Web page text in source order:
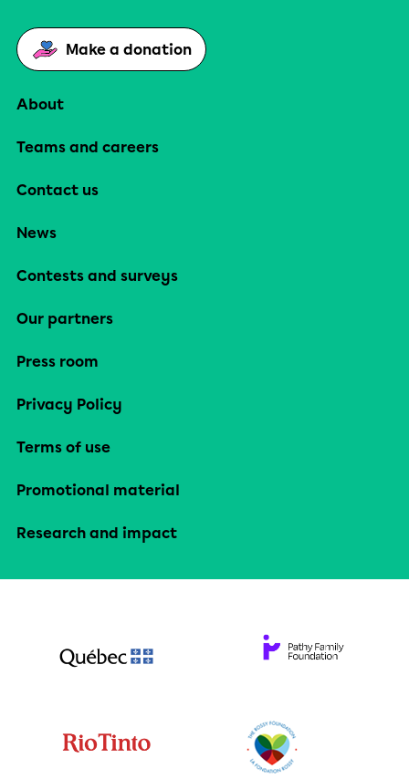
Make a donation
About
Teams and careers
Contact us
News
Contests and surveys
Our partners
Press room
Privacy Policy
Terms of use
Promotional material
Research and impact